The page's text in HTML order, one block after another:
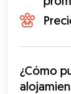
¿Cómo